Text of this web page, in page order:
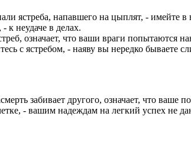
ястреба, напавшего на цыплят, - имейте
к неудаче в делах.
означает, что ваши враги попытаются
с ястребом, - наяву вы нередко бываете
забивает другого, означает, что ваше
- вашим надеждам на легкий успех не